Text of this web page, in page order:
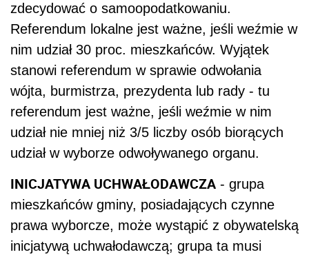
zdecydować o samoopodatkowaniu.
Referendum lokalne jest ważne, jeśli weźmie w
nim udział 30 proc. mieszkańców. Wyjątek
stanowi referendum w sprawie odwołania
wójta, burmistrza, prezydenta lub rady - tu
referendum jest ważne, jeśli weźmie w nim
udział nie mniej niż 3/5 liczby osób biorących
udział w wyborze odwoływanego organu.
INICJATYWA UCHWAŁODAWCZA - grupa
mieszkańców gminy, posiadających czynne
prawa wyborcze, może wystąpić z obywatelską
inicjatywą uchwałodawczą; grupa ta musi